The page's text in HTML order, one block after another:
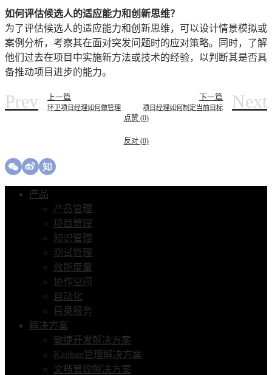
如何评估候选人的适应能力和创新思维？
为了评估候选人的适应能力和创新思维，可以设计情景模拟或
案例分析，考察其在面对突发问题时的应对策略。同时，了解
他们过去在项目中实施新方法或技术的经验，以判断其是否具
备推动项目进步的能力。
Prev 上一篇
环卫项目经理如何做管理
下一篇
项目经理如何制定当前目标 Next
点赞 (0)
反对 (0)
产品
产品管理
项目管理
知识管理
测试管理
效能度量
协作空间
自动化
目录服务
解决方案
敏捷开发解决方案
Kanban管理解决方案
文档管理解决方案